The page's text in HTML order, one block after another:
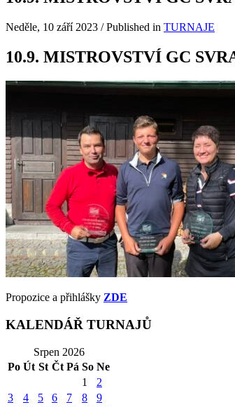
Neděle, 10 září 2023 /Published in TURNAJE
10.9. MISTROVSTVÍ GC
Propozice a přihlášky ZDE
KALENDÁŘ TURNAJŮ
Srpen 2026
Po Út St Čt Pá So Ne
1
2
3
4 5 6 7 8
9